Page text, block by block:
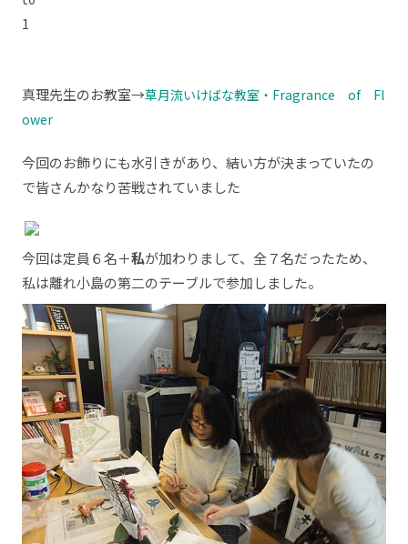
真理先生のお教室→草月流いけばな教室・Fragrance of Fl
ower
今回のお飾りにも水引きがあり、結い方が決まっていたの
で皆さんかなり苦戦されていました
今回は定員６名＋私が加わりまして、全７名だったため、
私は離れ小島の第二のテーブルで参加しました。